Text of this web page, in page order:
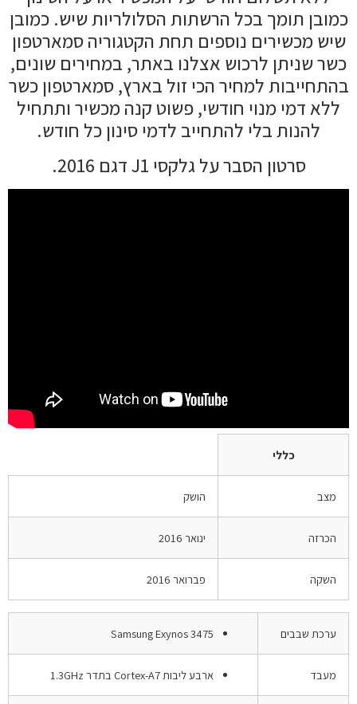
כמובן תומך בכל הרשתות הסלולריות שיש. כמובן
שיש מכשירים נוספים תחת הקטגוריה סמארטפון
כשר שניתן לרכוש אצלנו באתר, במחירים שונים,
בהתחייבות למחיר הכי זול בארץ, סמארטפון כשר
ללא דמי מנוי חודשי, פשוט קנה מכשיר ותתחיל
להנות בלי להתחייב לדמי סינון כל חודש.
סרטון הסבר על גלקסי J1 דגם 2016.
כללי
מצב הושק
הכרזה ינואר 2016
השקה פברואר 2016
ערכת שבבים Samsung Exynos 3475
מעבד ארבע ליבות Cortex-A7 בתדר 1.3GHz